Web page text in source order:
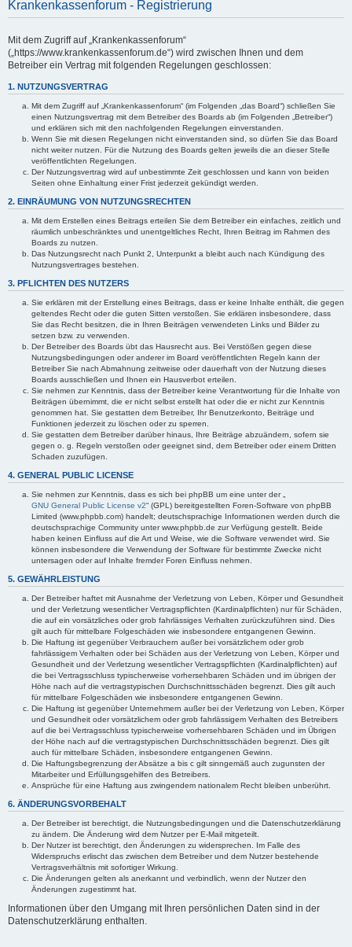
Krankenkassenforum - Registrierung
Mit dem Zugriff auf „Krankenkassenforum“
(„https://www.krankenkassenforum.de“) wird zwischen Ihnen und dem
Betreiber ein Vertrag mit folgenden Regelungen geschlossen:
1. NUTZUNGSVERTRAG
Mit dem Zugriff auf „Krankenkassenforum“ (im Folgenden „das Board“) schließen Sie
einen Nutzungsvertrag mit dem Betreiber des Boards ab (im Folgenden „Betreiber“)
und erklären sich mit den nachfolgenden Regelungen einverstanden.
Wenn Sie mit diesen Regelungen nicht einverstanden sind, so dürfen Sie das Board
nicht weiter nutzen. Für die Nutzung des Boards gelten jeweils die an dieser Stelle
veröffentlichten Regelungen.
Der Nutzungsvertrag wird auf unbestimmte Zeit geschlossen und kann von beiden
Seiten ohne Einhaltung einer Frist jederzeit gekündigt werden.
2. EINRÄUMUNG VON NUTZUNGSRECHTEN
Mit dem Erstellen eines Beitrags erteilen Sie dem Betreiber ein einfaches, zeitlich und
räumlich unbeschränktes und unentgeltliches Recht, Ihren Beitrag im Rahmen des
Boards zu nutzen.
Das Nutzungsrecht nach Punkt 2, Unterpunkt a bleibt auch nach Kündigung des
Nutzungsvertrages bestehen.
3. PFLICHTEN DES NUTZERS
Sie erklären mit der Erstellung eines Beitrags, dass er keine Inhalte enthält, die gegen
geltendes Recht oder die guten Sitten verstoßen. Sie erklären insbesondere, dass
Sie das Recht besitzen, die in Ihren Beiträgen verwendeten Links und Bilder zu
setzen bzw. zu verwenden.
Der Betreiber des Boards übt das Hausrecht aus. Bei Verstößen gegen diese
Nutzungsbedingungen oder anderer im Board veröffentlichten Regeln kann der
Betreiber Sie nach Abmahnung zeitweise oder dauerhaft von der Nutzung dieses
Boards ausschließen und Ihnen ein Hausverbot erteilen.
Sie nehmen zur Kenntnis, dass der Betreiber keine Verantwortung für die Inhalte von
Beiträgen übernimmt, die er nicht selbst erstellt hat oder die er nicht zur Kenntnis
genommen hat. Sie gestatten dem Betreiber, Ihr Benutzerkonto, Beiträge und
Funktionen jederzeit zu löschen oder zu sperren.
Sie gestatten dem Betreiber darüber hinaus, Ihre Beiträge abzuändern, sofern sie
gegen o. g. Regeln verstoßen oder geeignet sind, dem Betreiber oder einem Dritten
Schaden zuzufügen.
4. GENERAL PUBLIC LICENSE
Sie nehmen zur Kenntnis, dass es sich bei phpBB um eine unter der „
GNU General Public License v2“ (GPL) bereitgestellten Foren-Software von phpBB
Limited (www.phpbb.com) handelt; deutschsprachige Informationen werden durch die
deutschsprachige Community unter www.phpbb.de zur Verfügung gestellt. Beide
haben keinen Einfluss auf die Art und Weise, wie die Software verwendet wird. Sie
können insbesondere die Verwendung der Software für bestimmte Zwecke nicht
untersagen oder auf Inhalte fremder Foren Einfluss nehmen.
5. GEWÄHRLEISTUNG
Der Betreiber haftet mit Ausnahme der Verletzung von Leben, Körper und Gesundheit
und der Verletzung wesentlicher Vertragspflichten (Kardinalpflichten) nur für Schäden,
die auf ein vorsätzliches oder grob fahrlässiges Verhalten zurückzuführen sind. Dies
gilt auch für mittelbare Folgeschäden wie insbesondere entgangenen Gewinn.
Die Haftung ist gegenüber Verbrauchern außer bei vorsätzlichem oder grob
fahrlässigem Verhalten oder bei Schäden aus der Verletzung von Leben, Körper und
Gesundheit und der Verletzung wesentlicher Vertragspflichten (Kardinalpflichten) auf
die bei Vertragsschluss typischerweise vorhersehbaren Schäden und im übrigen der
Höhe nach auf die vertragstypischen Durchschnittsschäden begrenzt. Dies gilt auch
für mittelbare Folgeschäden wie insbesondere entgangenen Gewinn.
Die Haftung ist gegenüber Unternehmern außer bei der Verletzung von Leben, Körper
und Gesundheit oder vorsätzlichem oder grob fahrlässigem Verhalten des Betreibers
auf die bei Vertragsschluss typischerweise vorhersehbaren Schäden und im Übrigen
der Höhe nach auf die vertragstypischen Durchschnittsschäden begrenzt. Dies gilt
auch für mittelbare Schäden, insbesondere entgangenen Gewinn.
Die Haftungsbegrenzung der Absätze a bis c gilt sinngemäß auch zugunsten der
Mitarbeiter und Erfüllungsgehilfen des Betreibers.
Ansprüche für eine Haftung aus zwingendem nationalem Recht bleiben unberührt.
6. ÄNDERUNGSVORBEHALT
Der Betreiber ist berechtigt, die Nutzungsbedingungen und die Datenschutzerklärung
zu ändern. Die Änderung wird dem Nutzer per E-Mail mitgeteilt.
Der Nutzer ist berechtigt, den Änderungen zu widersprechen. Im Falle des
Widerspruchs erlischt das zwischen dem Betreiber und dem Nutzer bestehende
Vertragsverhältnis mit sofortiger Wirkung.
Die Änderungen gelten als anerkannt und verbindlich, wenn der Nutzer den
Änderungen zugestimmt hat.
Informationen über den Umgang mit Ihren persönlichen Daten sind in der
Datenschutzerklärung enthalten.